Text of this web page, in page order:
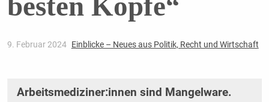
9. Februar 2024 Einblicke – Neues aus Politik, Recht und Wirtschaft
Arbeitsmediziner:innen sind Mangelware.